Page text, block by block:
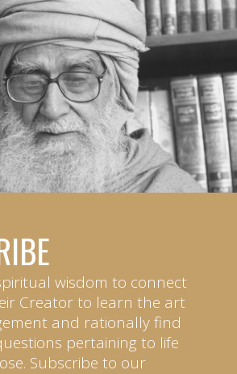
wisdom to connect
Creator to learn the art
and rationally find
pertaining to life
Subscribe to our